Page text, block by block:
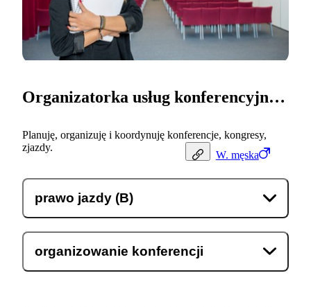
W. męska
Organizatorka usług konferencyjnych
Planuję, organizuję i koordynuję konferencje, kongresy,
zjazdy.
prawo jazdy (B)
organizowanie konferencji